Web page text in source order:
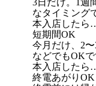
なタイミング
本入店したら
短期間OK
今月だけ、2
などでもOKで
本入店したら
終電あがりOK